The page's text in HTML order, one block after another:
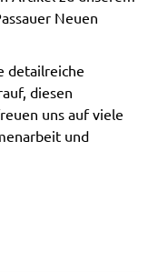
Neuen
detailreiche
diesen
uns auf viele
und